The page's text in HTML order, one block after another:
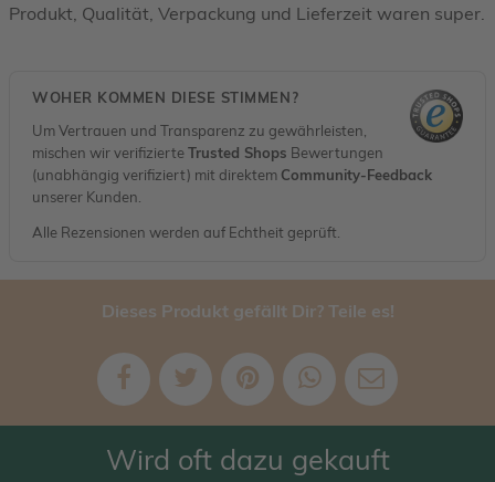
Produkt, Qualität, Verpackung und Lieferzeit waren super.
WOHER KOMMEN DIESE STIMMEN?
Um Vertrauen und Transparenz zu gewährleisten,
mischen wir verifizierteTrusted Shops Bewertungen
(unabhängig verifiziert) mit direktem Community-Feedback
unserer Kunden.
Alle Rezensionen werden auf Echtheit geprüft.
Dieses Produkt gefällt Dir? Teile es!
Wird oft dazu gekauft